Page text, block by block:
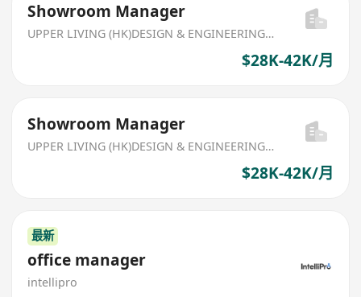
Showroom Manager
UPPER LIVING (HK)DESIGN & ENGINEERING LIMITED
$28K-42K/月
Showroom Manager
UPPER LIVING (HK)DESIGN & ENGINEERING LIMITED
$28K-42K/月
最新
office manager
intellipro